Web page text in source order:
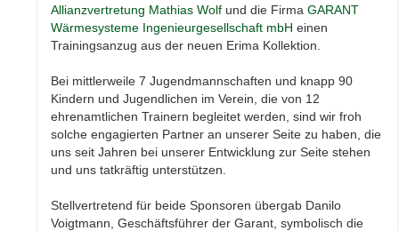
Allianzvertretung Mathias Wolf und die FirmaGARANT
Wärmesysteme Ingenieurgesellschaft mbH einen
Trainingsanzug aus der neuen Erima Kollektion.
Bei mittlerweile 7 Jugendmannschaften und knapp 90
Kindern und Jugendlichen im Verein, die von 12
ehrenamtlichen Trainern begleitet werden, sind wir froh
solche engagierten Partner an unserer Seite zu haben, die
uns seit Jahren bei unserer Entwicklung zur Seite stehen
und uns tatkräftig unterstützen.
Stellvertretend für beide Sponsoren übergab Danilo
Voigtmann, Geschäftsführer der Garant, symbolisch die